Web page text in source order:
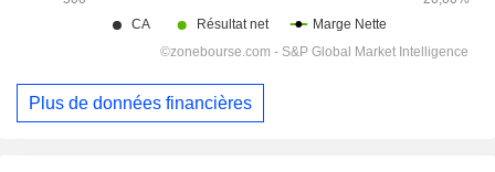
Plus de données financières